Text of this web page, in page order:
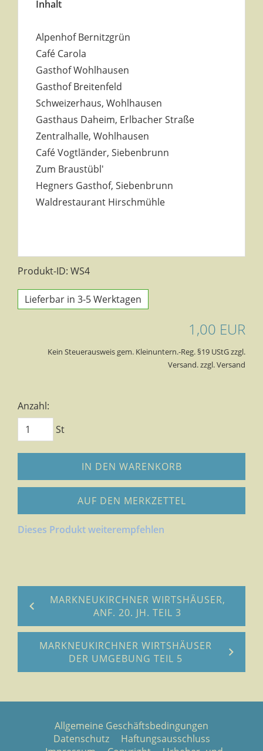
Inhalt
Alpenhof Bernitzgrün
Café Carola
Gasthof Wohlhausen
Gasthof Breitenfeld
Schweizerhaus, Wohlhausen
Gasthaus Daheim, Erlbacher Straße
Zentralhalle, Wohlhausen
Café Vogtländer, Siebenbrunn
Zum Braustübl'
Hegners Gasthof, Siebenbrunn
Waldrestaurant Hirschmühle
Produkt-ID: WS4
Lieferbar in 3-5 Werktagen
1,00 EUR
Kein Steuerausweis gem. Kleinuntern.-Reg. §19 UStG zzgl.
Versand. zzgl. Versand
Anzahl:
St
IN DEN WARENKORB
AUF DEN MERKZETTEL
Dieses Produkt weiterempfehlen
MARKNEUKIRCHNER WIRTSHÄUSER,
ANF. 20. JH. TEIL 3
MARKNEUKIRCHNER WIRTSHÄUSER
DER UMGEBUNG TEIL 5
Allgemeine Geschäftsbedingungen
Datenschutz
Haftungsausschluss